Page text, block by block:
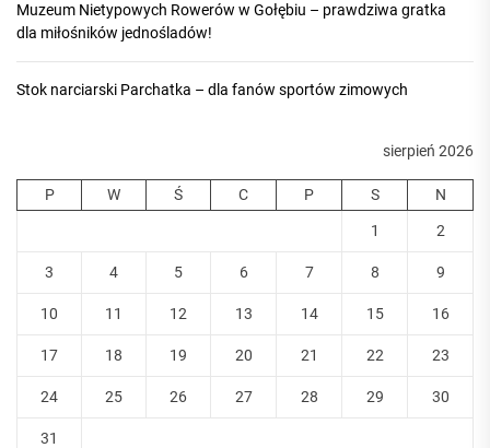
Muzeum Nietypowych Rowerów w Gołębiu – prawdziwa gratka
dla miłośników jednośladów!
Stok narciarski Parchatka – dla fanów sportów zimowych
sierpień 2026
P W Ś C P S N
1 2
3 4 5 6 7 8 9
10 11 12 13 14 15 16
17 18 19 20 21 22 23
24 25 26 27 28 29 30
31